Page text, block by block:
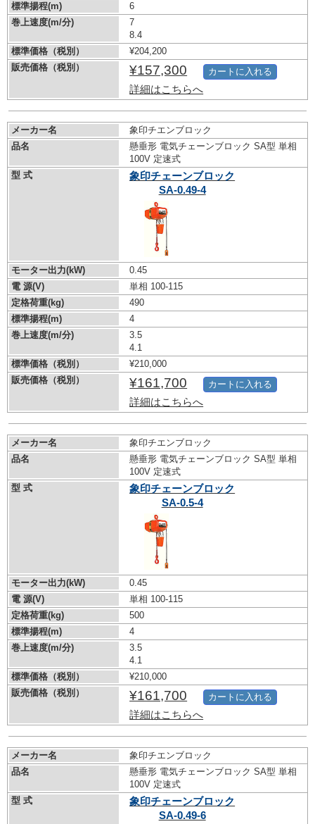
標準揚程(m)
6
巻上速度(m/分)
7
8.4
標準価格（税別）
¥204,200
販売価格（税別）
¥157,300
詳細はこちらへ
カートに入れる
メーカー名
象印チエンブロック
品名
懸垂形 電気チェーンブロック SA型 単相
100V 定速式
型 式
象印チェーンブロック
SA-0.49-4
モーター出力(kW)
0.45
電 源(V)
単相 100-115
定格荷重(kg)
490
標準揚程(m)
4
巻上速度(m/分)
3.5
4.1
標準価格（税別）
¥210,000
販売価格（税別）
¥161,700
詳細はこちらへ
カートに入れる
メーカー名
象印チエンブロック
品名
懸垂形 電気チェーンブロック SA型 単相
100V 定速式
型 式
象印チェーンブロック
SA-0.5-4
モーター出力(kW)
0.45
電 源(V)
単相 100-115
定格荷重(kg)
500
標準揚程(m)
4
巻上速度(m/分)
3.5
4.1
標準価格（税別）
¥210,000
販売価格（税別）
¥161,700
詳細はこちらへ
カートに入れる
メーカー名
象印チエンブロック
品名
懸垂形 電気チェーンブロック SA型 単相
100V 定速式
型 式
象印チェーンブロック
SA-0.49-6